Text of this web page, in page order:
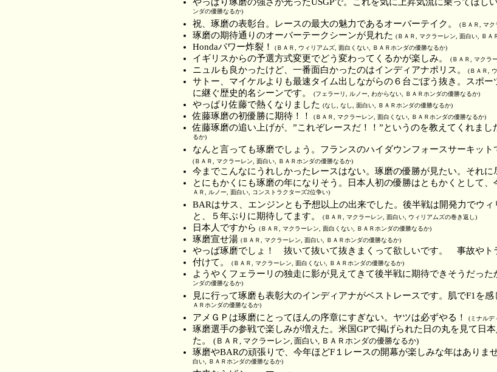
ンダの優勝なるか)
祝、琢磨の表彰台。レースの最大の魅力であるオーバーテイク。
(ＢＡＲ, マク
琢磨の期待通りのオーバーテークシーンが見れた (ＢＡＲ, マクラーレン, 面白い, ＢＡ
Hondaパワー炸裂！ (ＢＡＲ, ウィリアムズ, 面白くない, ＢＡＲホンダの優勝なるか)
イギリスからの予選方式変更でどう変わってくるかが楽しみ。 (ＢＡＲ, マクラ
ニュルも良かったけど、一番面白かったのはインディアナポリス。 (ＢＡＲ,
サトー、マイケルよりも最速タイム出しながらの６台ごぼう抜き。スポ
に継ぐ歴史的名シーンです。
(フェラーリ, ルノー, わからない, ＢＡＲホンダの優勝なるか)
やっぱり佐藤で熱くなりました (なし, なし, 面白い, ＢＡＲホンダの優勝なるか)
佐藤琢磨の初優勝に期待！！ (ＢＡＲ, マクラーレン, 面白くない, ＢＡＲホンダの優勝なるか)
佐藤琢磨の追い上げが、”これぞレースだ！！”というのを教えてくれまし
るか)
なんと言っても琢磨でしょう。フランスのハイダウンフォースサーキッ
(ＢＡＲ, マクラーレン, 面白い, ＢＡＲホンダの優勝なるか)
今までこんなにうれしかったレースはない。琢磨の優勝が見たい。それに
とにもかくにも琢磨の年になりそう。日本人初の優勝はともかくとして、
ＡＲ, ルノー, 面白い, コンストラクターズ2位争い)
BARはサス、エンジンとも予想以上の出来でした。後半戦は開発力でウ
と、５年ぶりに期待してます。
(ＢＡＲ, マクラーレン, 面白い, ウィリアムズの巻き返し)
日本人ですから (ＢＡＲ, マクラーレン, 面白くない, ＢＡＲホンダの優勝なるか)
琢磨宣せ湯 (ＢＡＲ, マクラーレン, 面白い, ＢＡＲホンダの優勝なるか)
やっぱ琢磨でしょ！ 抜いて抜いて抜きまくって欲しいです。 事故やト
付けて。
(ＢＡＲ, マクラーレン, 面白くない, ＢＡＲホンダの優勝なるか)
ようやくフェラーリの独走に影が見えてきて後半戦に期待できそうだった
ンダの優勝なるか)
見に行って琢磨も表彰大のインディアナがベストレースです。肌でF1を感
ＡＲホンダの優勝なるか)
アメＧＰは琢磨にとってほんの序章にすぎない。ヤツは必ずやる！
(ミナルデ
琢磨選手の参戦で楽しみが増えた。米国GPで掲げられた日の丸を見て日
た。 (ＢＡＲ, マクラーレン, 面白い, ＢＡＲホンダの優勝なるか)
琢磨やBARの頑張りで、今年ほどF１レースの開幕が楽しみな年はありま
白い, ＢＡＲホンダの優勝なるか)